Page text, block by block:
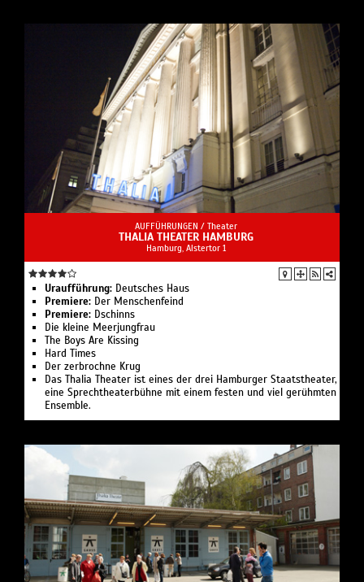
AUFFÜHRUNGEN / Theater
THALIA THEATER HAMBURG
Hamburg, Alstertor 1
Uraufführung: Deutsches Haus
Premiere: Der Menschenfeind
Premiere: Dschinns
Die kleine Meerjungfrau
The Boys Are Kissing
Hard Times
Der zerbrochne Krug
Das Thalia Theater ist eines der drei Hamburger Staatstheater,
eine Sprechtheaterbühne mit einem festen und viel gerühmten
Ensemble.